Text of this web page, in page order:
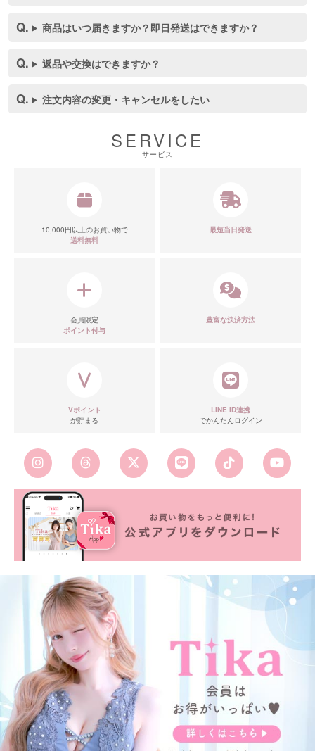
商品はいつ届きますか？即日発送はできますか？
返品や交換はできますか？
注文内容の変更・キャンセルをしたい
SERVICE
サービス
10,000円以上のお買い物で
送料無料
最短当日発送
会員限定
ポイント付与
豊富な決済方法
Vポイント
が貯まる
LINE ID連携
でかんたんログイン